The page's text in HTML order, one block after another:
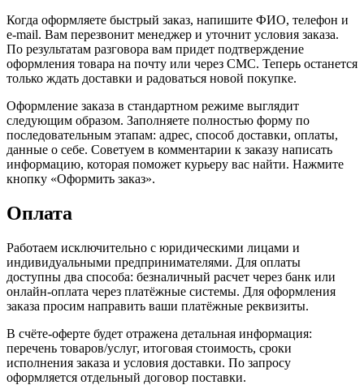
Когда оформляете быстрый заказ, напишите ФИО, телефон и
e-mail. Вам перезвонит менеджер и уточнит условия заказа.
По результатам разговора вам придет подтверждение
оформления товара на почту или через СМС. Теперь останется
только ждать доставки и радоваться новой покупке.
Оформление заказа в стандартном режиме выглядит
следующим образом. Заполняете полностью форму по
последовательным этапам: адрес, способ доставки, оплаты,
данные о себе. Советуем в комментарии к заказу написать
информацию, которая поможет курьеру вас найти. Нажмите
кнопку «Оформить заказ».
Оплата
Работаем исключительно с юридическими лицами и
индивидуальными предпринимателями. Для оплаты
доступны два способа: безналичный расчет через банк или
онлайн-оплата через платёжные системы. Для оформления
заказа просим направить ваши платёжные реквизиты.
В счёте-оферте будет отражена детальная информация:
перечень товаров/услуг, итоговая стоимость, сроки
исполнения заказа и условия доставки. По запросу
оформляется отдельный договор поставки.